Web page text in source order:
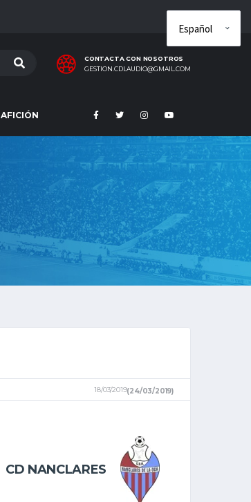
CONTACTA CON NOSOTROS
GESTION.CDLAUDIO@GMAIL.COM
AFICIÓN
18/03/2019(24/03/2019)
CD NANCLARES